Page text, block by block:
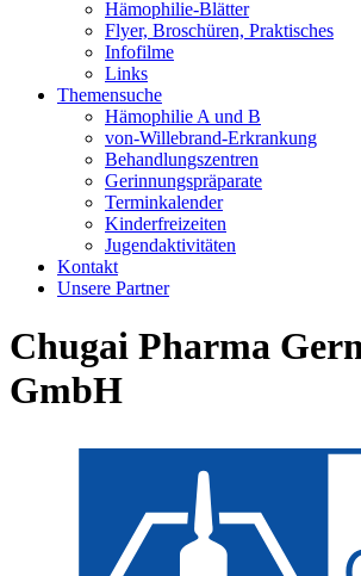
Hämophilie-Blätter
Flyer, Broschüren, Praktisches
Infofilme
Links
Themensuche
Hämophilie A und B
von-Willebrand-Erkrankung
Behandlungszentren
Gerinnungspräparate
Terminkalender
Kinderfreizeiten
Jugendaktivitäten
Kontakt
Unsere Partner
Chugai Pharma
GmbH